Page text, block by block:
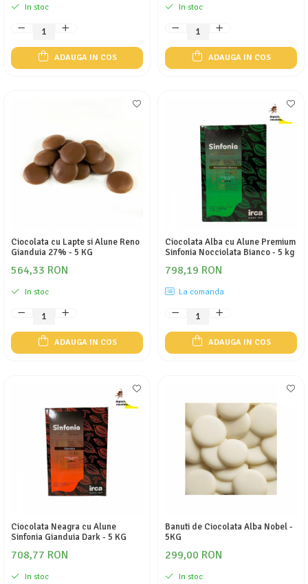
In stoc
ADAUGA IN COS
In stoc
ADAUGA IN COS
Ciocolata cu Lapte si Alune Reno
Gianduia 27% - 5 KG
564,33 RON
In stoc
ADAUGA IN COS
Ciocolata Alba cu Alune Premium
Sinfonia Nocciolata Bianco - 5 kg
798,19 RON
La comanda
ADAUGA IN COS
Ciocolata Neagra cu Alune
Sinfonia Gianduia Dark - 5 KG
708,77 RON
In stoc
Banuti de Ciocolata Alba Nobel -
5KG
299,00 RON
In stoc